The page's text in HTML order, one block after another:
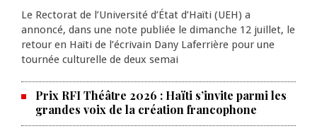
Le Rectorat de l’Université d’État d’Haïti (UEH) a
annoncé, dans une note publiée le dimanche 12 juillet, le
retour en Haïti de l’écrivain Dany Laferrière pour une
tournée culturelle de deux semai
Prix RFI Théâtre 2026 : Haïti s’invite parmi les
grandes voix de la création francophone